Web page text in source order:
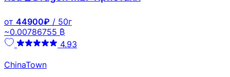
от 44900₽ / 50г
~0.00786755 ₿
4.93
ChinaTown